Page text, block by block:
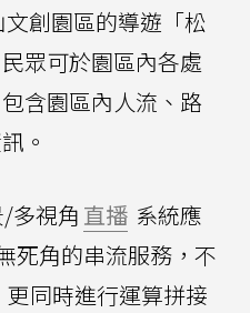
創園區的導遊「松
眾可於園區內各處
含園區內人流、路
。
多視角 直播 系統應
死角的串流服務，不
同時進行運算拼接